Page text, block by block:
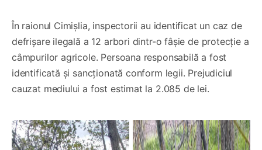
În raionul Cimișlia, inspectorii au identificat un caz de
defrișare ilegală a 12 arbori dintr-o fâșie de protecție a
câmpurilor agricole. Persoana responsabilă a fost
identificată și sancționată conform legii. Prejudiciul
cauzat mediului a fost estimat la 2.085 de lei.